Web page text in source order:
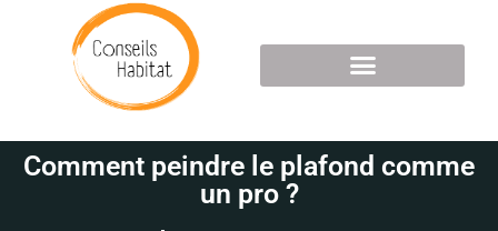
Comment peindre le plafond comme
un pro ?